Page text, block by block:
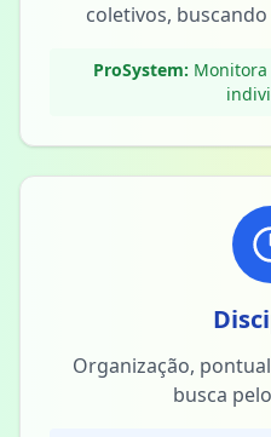
coletivos,
ProSystem:
Organização,
busca